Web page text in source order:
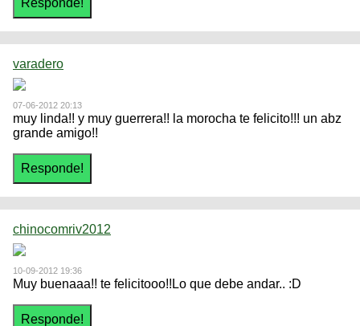
varadero
07-06-2012 20:13
muy linda!! y muy guerrera!! la morocha te felicito!!! un abz
grande amigo!!
chinocomriv2012
10-09-2012 19:36
Muy buenaaa!! te felicitooo!!Lo que debe andar.. :D